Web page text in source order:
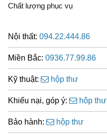
Chất lượng phục vụ
Nội thất: 094.22.444.86
Miền Bắc: 0936.77.99.86
Kỹ thuật: hộp thư
Khiếu nại, góp ý: hộp thư
Bảo hành: hộp thư